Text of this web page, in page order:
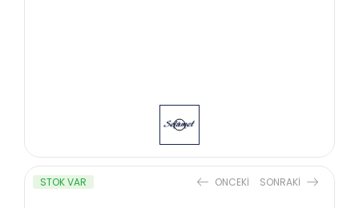
STOK VAR ONCEKI SONRAKI